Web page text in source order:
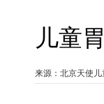
儿童
来源：北京天使儿